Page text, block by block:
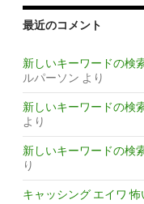
最近のコメント
新しいキーワードの検
ルパーソン より
新しいキーワードの検
より
新しいキーワードの検
り
キャッシング エイワ 怖